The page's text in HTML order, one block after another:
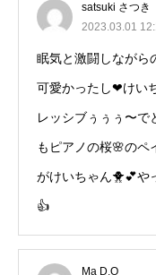
satsuki さつき
2023.03.01
眠気と激闘しながら
可愛かったし❤けい
レッシブぅぅぅ〜で
もピアノの桜🌸のペ
がけいちゃん🐥💕や
👍
Ma D.O